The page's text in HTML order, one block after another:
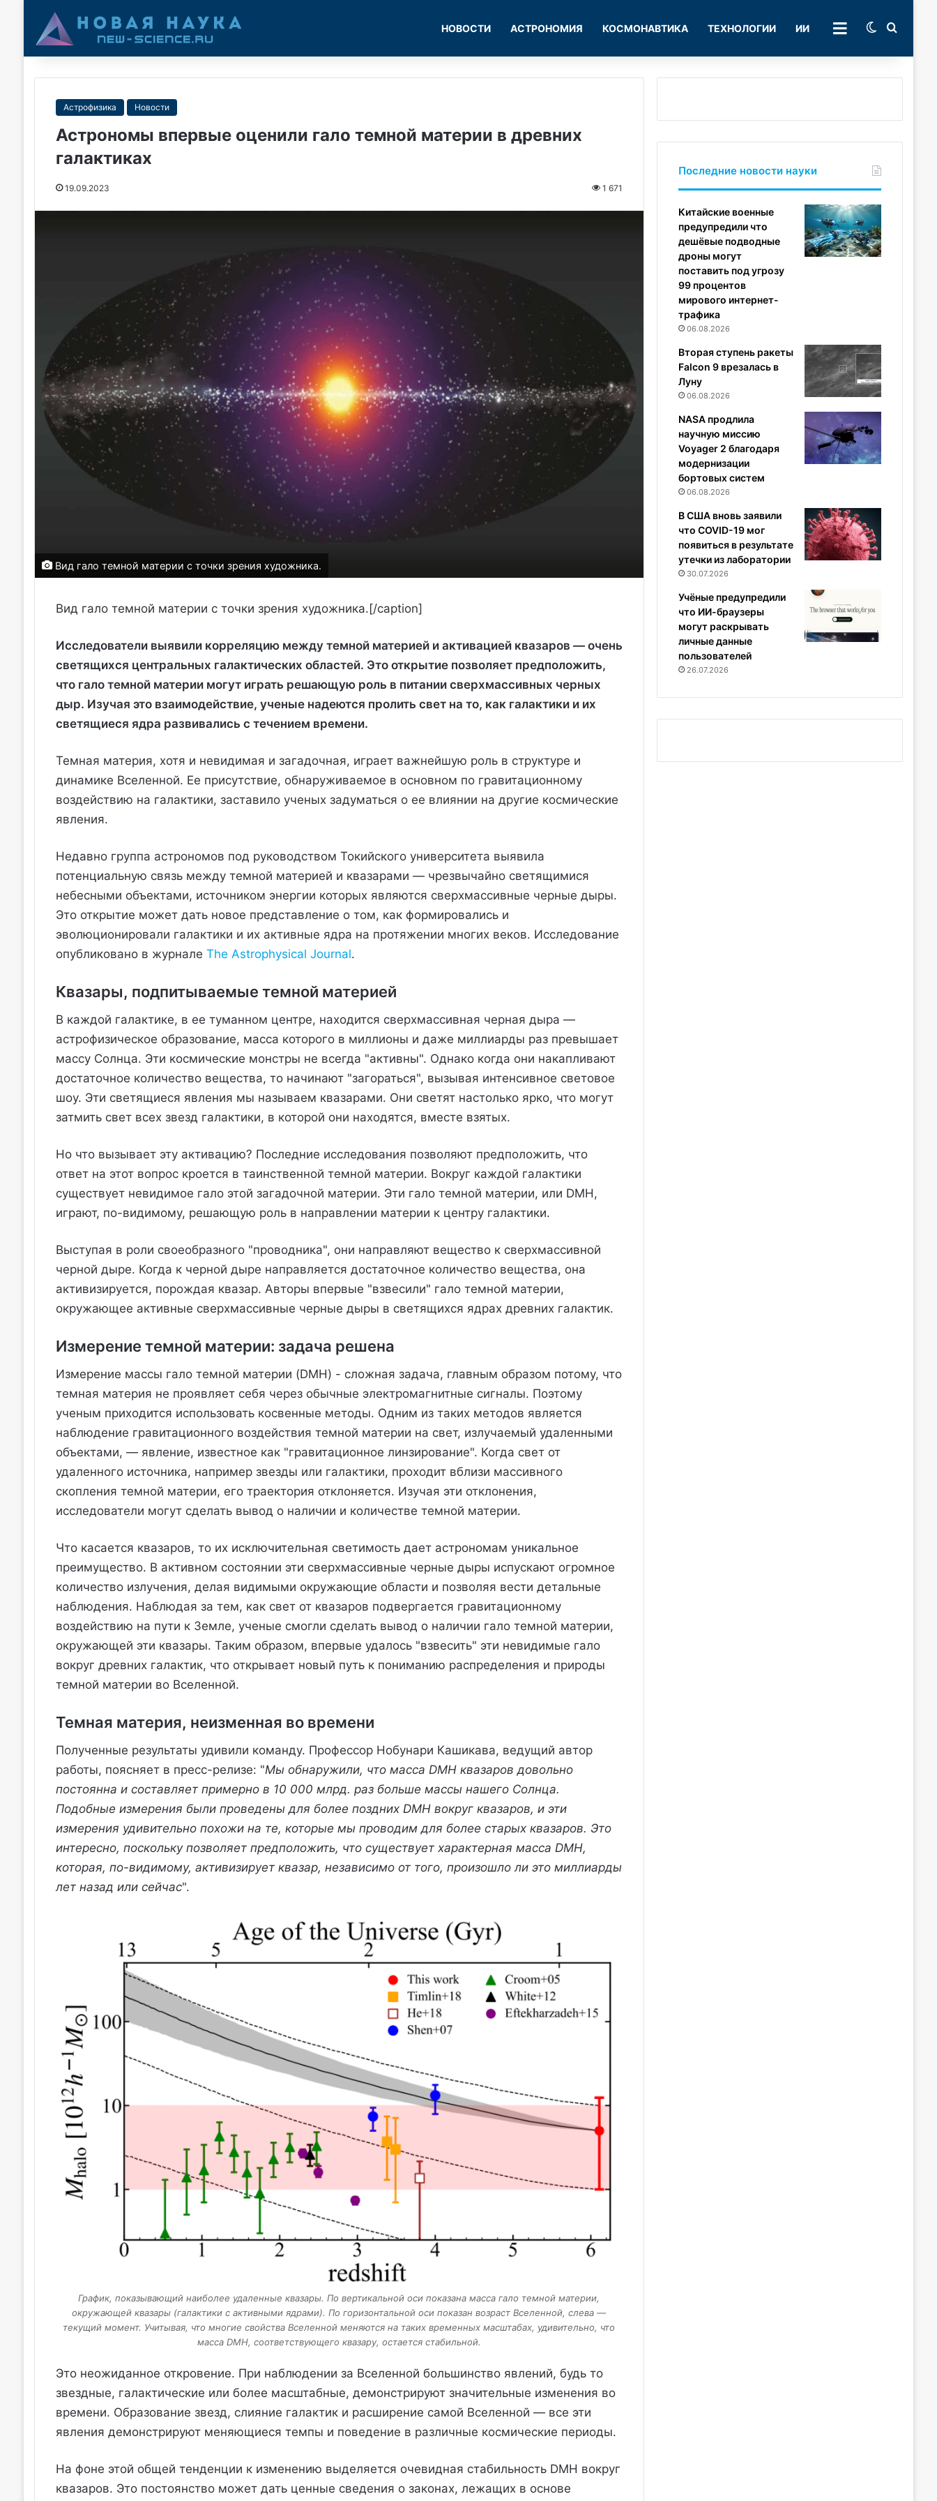
НОВОСТИ АСТРОНОМИЯ КОСМОНАВТИКА ТЕХНОЛОГИИ ИИ РУБРИКИSwitch skin
Астрофизика Новости
Астрономы впервые оценили гало темной материи в древних
галактиках
19.09.2023 1 671
Вид гало темной материи с точки зрения художника.
Вид гало темной материи с точки зрения художника.[/caption]
Исследователи выявили корреляцию между темной материей и активацией квазаров — очень
светящихся центральных галактических областей. Это открытие позволяет предположить,
что гало темной материи могут играть решающую роль в питании сверхмассивных черных
дыр. Изучая это взаимодействие, ученые надеются пролить свет на то, как галактики и их
светящиеся ядра развивались с течением времени.
Темная материя, хотя и невидимая и загадочная, играет важнейшую роль в структуре и
динамике Вселенной. Ее присутствие, обнаруживаемое в основном по гравитационному
воздействию на галактики, заставило ученых задуматься о ее влиянии на другие космические
явления.
Недавно группа астрономов под руководством Токийского университета выявила
потенциальную связь между темной материей и квазарами — чрезвычайно светящимися
небесными объектами, источником энергии которых являются сверхмассивные черные дыры.
Это открытие может дать новое представление о том, как формировались и
эволюционировали галактики и их активные ядра на протяжении многих веков. Исследование
опубликовано в журнале The Astrophysical Journal.
Квазары, подпитываемые темной материей
В каждой галактике, в ее туманном центре, находится сверхмассивная черная дыра —
астрофизическое образование, масса которого в миллионы и даже миллиарды раз превышает
массу Солнца. Эти космические монстры не всегда "активны". Однако когда они накапливают
достаточное количество вещества, то начинают "загораться", вызывая интенсивное световое
шоу. Эти светящиеся явления мы называем квазарами. Они светят настолько ярко, что могут
затмить свет всех звезд галактики, в которой они находятся, вместе взятых.
Но что вызывает эту активацию? Последние исследования позволяют предположить, что
ответ на этот вопрос кроется в таинственной темной материи. Вокруг каждой галактики
существует невидимое гало этой загадочной материи. Эти гало темной материи, или DMH,
играют, по-видимому, решающую роль в направлении материи к центру галактики.
Выступая в роли своеобразного "проводника", они направляют вещество к сверхмассивной
черной дыре. Когда к черной дыре направляется достаточное количество вещества, она
активизируется, порождая квазар. Авторы впервые "взвесили" гало темной материи,
окружающее активные сверхмассивные черные дыры в светящихся ядрах древних галактик.
Измерение темной материи: задача решена
Измерение массы гало темной материи (DMH) - сложная задача, главным образом потому, что
темная материя не проявляет себя через обычные электромагнитные сигналы. Поэтому
ученым приходится использовать косвенные методы. Одним из таких методов является
наблюдение гравитационного воздействия темной материи на свет, излучаемый удаленными
объектами, — явление, известное как "гравитационное линзирование". Когда свет от
удаленного источника, например звезды или галактики, проходит вблизи массивного
скопления темной материи, его траектория отклоняется. Изучая эти отклонения,
исследователи могут сделать вывод о наличии и количестве темной материи.
Что касается квазаров, то их исключительная светимость дает астрономам уникальное
преимущество. В активном состоянии эти сверхмассивные черные дыры испускают огромное
количество излучения, делая видимыми окружающие области и позволяя вести детальные
наблюдения. Наблюдая за тем, как свет от квазаров подвергается гравитационному
воздействию на пути к Земле, ученые смогли сделать вывод о наличии гало темной материи,
окружающей эти квазары. Таким образом, впервые удалось "взвесить" эти невидимые гало
вокруг древних галактик, что открывает новый путь к пониманию распределения и природы
темной материи во Вселенной.
Темная материя, неизменная во времени
Полученные результаты удивили команду. Профессор Нобунари Кашикава, ведущий автор
работы, поясняет в пресс-релизе: "Мы обнаружили, что масса DMH квазаров довольно
постоянна и составляет примерно в 10 000 млрд. раз больше массы нашего Солнца.
Подобные измерения были проведены для более поздних DMH вокруг квазаров, и эти
измерения удивительно похожи на те, которые мы проводим для более старых квазаров. Это
интересно, поскольку позволяет предположить, что существует характерная масса DMH,
которая, по-видимому, активизирует квазар, независимо от того, произошло ли это миллиарды
лет назад или сейчас".
График, показывающий наиболее удаленные квазары. По вертикальной оси показана масса гало темной материи,
окружающей квазары (галактики с активными ядрами). По горизонтальной оси показан возраст Вселенной, слева —
текущий момент. Учитывая, что многие свойства Вселенной меняются на таких временных масштабах, удивительно, что
масса DMH, соответствующего квазару, остается стабильной.
Это неожиданное откровение. При наблюдении за Вселенной большинство явлений, будь то
звездные, галактические или более масштабные, демонстрируют значительные изменения во
времени. Образование звезд, слияние галактик и расширение самой Вселенной — все эти
явления демонстрируют меняющиеся темпы и поведение в различные космические периоды.
На фоне этой общей тенденции к изменению выделяется очевидная стабильность DMH вокруг
квазаров. Это постоянство может дать ценные сведения о законах, лежащих в основе
Последние новости науки
Китайские военные
предупредили что
дешёвые подводные
дроны могут
поставить под угрозу
99 процентов
мирового интернет-
трафика
06.08.2026
Вторая ступень ракеты
Falcon 9 врезалась в
Луну
06.08.2026
NASA продлила
научную миссию
Voyager 2 благодаря
модернизации
бортовых систем
06.08.2026
В США вновь заявили
что COVID-19 мог
появиться в результате
утечки из лаборатории
30.07.2026
Учёные предупредили
что ИИ-браузеры
могут раскрывать
личные данные
пользователей
26.07.2026